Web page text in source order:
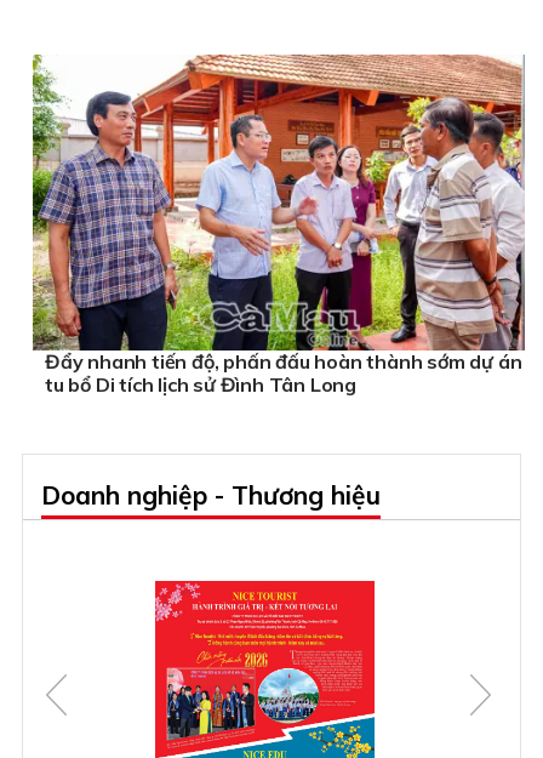
Đẩy nhanh tiến độ, phấn đấu hoàn thành sớm dự án
tu bổ Di tích lịch sử Đình Tân Long
Doanh nghiệp - Thương hiệu